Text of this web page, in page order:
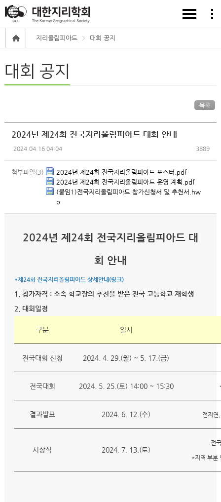
지리올림피아드 대회 공지
대회 공지
목록
2024년 제24회 전국지리올림피아드 대회 안내
2024.04.16 04:04 3889
첨부파일(3)
2024년 제24회 전국지리올림피아드 포스터.pdf
2024년 제24회 전국지리올림피아드 운영 계획.pdf
(붙임1)전국지리올림피아드 참가신청서 및 추천서.hw
p
2024년 제24회 전국지리올림피아드 대
회 안내
*제24회 전국지리올림피아드 상세안내(링크)
1. 참가자격 : 소속 학교장의 추천을 받은 전국 고등학교 재학생
2. 대회일정
구분 일시
전국대회 신청 2024. 4. 29.(월) ~ 5. 17.(금)
전국대회 2024. 5. 25.(토) 14:00 ~ 15:30
결과발표 2024. 6. 12.(수) 전지연
시상식 2024. 7. 13.(토)
전
*지역 부분